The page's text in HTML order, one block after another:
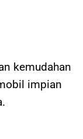
kemudahan
impian